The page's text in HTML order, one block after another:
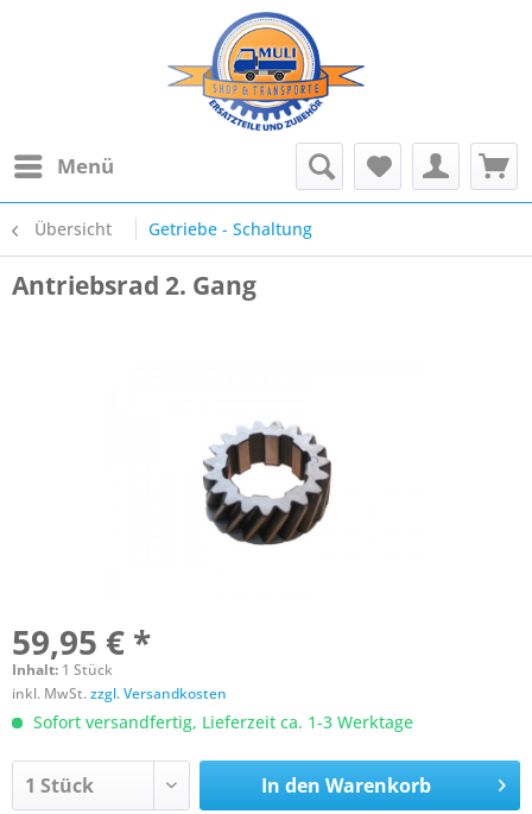
Menü
Übersicht Getriebe - Schaltung
Antriebsrad 2. Gang
59,95 € *
Inhalt: 1 Stück
inkl. MwSt.zzgl. Versandkosten
Sofort versandfertig, Lieferzeit ca. 1-3 Werktage
In den Warenkorb